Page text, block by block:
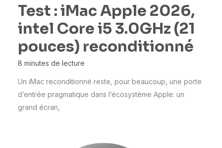
Test : iMac Apple 2026,
intel Core i5 3.0GHz (21
pouces) reconditionné
8 minutes de lecture
Un iMac reconditionné reste, pour beaucoup, une porte
d’entrée pragmatique dans l’écosystème Apple: un
grand écran,